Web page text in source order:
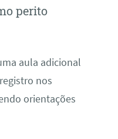
perito
aula adicional
nos
orientações